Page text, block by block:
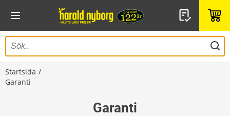
Startsida
Garanti
Garanti